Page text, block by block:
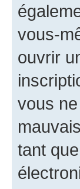
vous-
ouvrir
vous
tant